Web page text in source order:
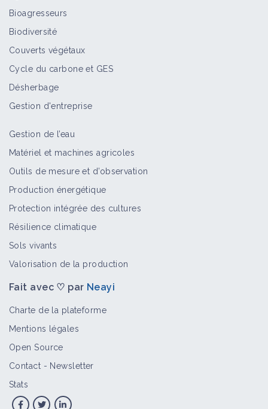
Bioagresseurs
Biodiversité
Couverts végétaux
Cycle du carbone et GES
Désherbage
Gestion d'entreprise
Gestion de l’eau
Matériel et machines agricoles
Outils de mesure et d’observation
Production énergétique
Protection intégrée des cultures
Résilience climatique
Sols vivants
Valorisation de la production
Fait avec ♡ par Neayi
Charte de la plateforme
Mentions légales
Open Source
Contact - Newsletter
Stats